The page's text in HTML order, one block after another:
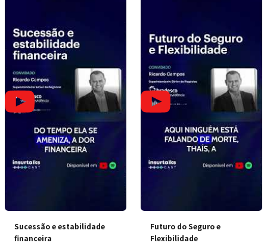
Sucessão e estabilidade
financeira
Futuro do Seguro e
Flexibilidade